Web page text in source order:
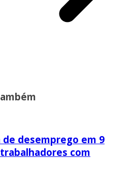
desemprego em 9
com